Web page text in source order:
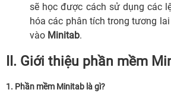
sẽ học được cách sử dụng các
hóa các phân tích trong tương
vào Minitab.
II. Giới thiệu phần mềm
1. Phần mềm Minitab là gì?